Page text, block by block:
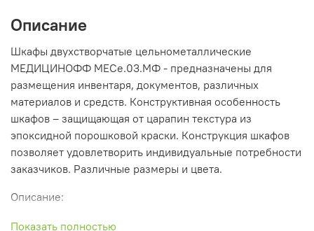
Описание
Шкафы двухстворчатые цельнометаллические
МЕДИЦИНОФФ МЕСе.03.МФ - предназначены для
размещения инвентаря, документов, различных
материалов и средств. Конструктивная особенность
шкафов – защищающая от царапин текстура из
эпоксидной порошковой краски. Конструкция шкафов
позволяет удовлетворить индивидуальные потребности
заказчиков. Различные размеры и цвета.
Описание:
- Прочная полностью сварная конструкция.
Показать полностью